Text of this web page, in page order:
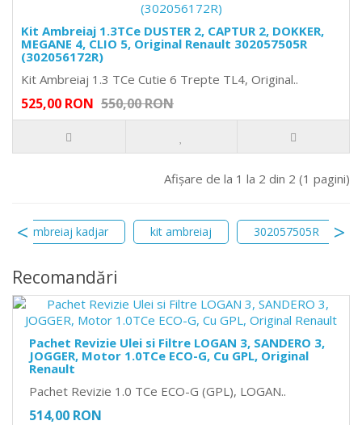
Kit Ambreiaj 1.3TCe DUSTER 2, CAPTUR 2, DOKKER,
MEGANE 4, CLIO 5, Original Renault 302057505R
(302056172R)
Kit Ambreiaj 1.3 TCe Cutie 6 Trepte TL4, Original..
525,00 RON 550,00 RON
Afişare de la 1 la 2 din 2 (1 pagini)
kit ambreiaj kadjar kit ambreiaj 302057505R
Recomandări
Pachet Revizie Ulei si Filtre LOGAN 3, SANDERO 3,
JOGGER, Motor 1.0TCe ECO-G, Cu GPL, Original
Renault
Pachet Revizie 1.0 TCe ECO-G (GPL), LOGAN..
514,00 RON